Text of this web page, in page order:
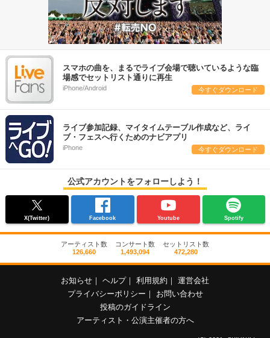
スマホの曲を、まるでライブ会場で聴いているような臨
場感でセットリスト通りに再生
iPhone/Android 今すぐダウンロード
ライブ参加記録、マイタイムテーブル作成など、ライ
ブ・フェスへ行くためのナビアプリ
iPhone 今すぐダウンロード
公式アカウントをフォローしよう！
X(Twitter) Facebook Youtube Spotify
アーティスト数
126,660
コンサート数
1,493,094
セットリスト数
472,280
お知らせ ヘルプ 利用規約
運営会社
プライバシーポリシー
お問い合わせ
投稿のガイドライン
アーティスト・公演主催者の方へ